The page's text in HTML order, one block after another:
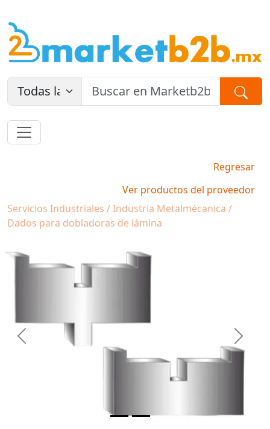
Regresar
Ver productos del proveedor
Servicios Industriales / Industria Metalmécanica /
Dados para dobladoras de lámina
Previous Next